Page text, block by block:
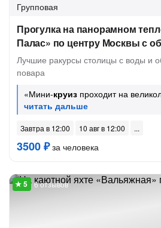
Групповая
Прогулка на панорамном
Палас» по центру Москвы с
Лучшие ракурсы столицы с воды и
повара
«Мини-круиз проходит на
Завтра в 12:00 10 авг в 12:00
3500 ₽за человека
6 отзывов